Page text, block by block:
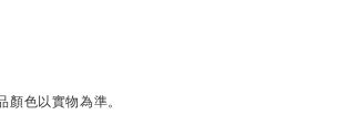
色以實物為準。